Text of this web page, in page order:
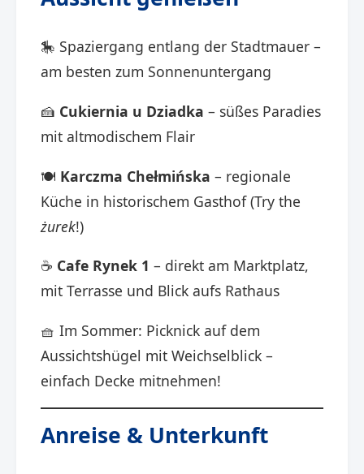
🎠 Spaziergang entlang der Stadtmauer –
am besten zum Sonnenuntergang
🍰 Cukiernia u Dziadka – süßes Paradies
mit altmodischem Flair
🍽️ Karczma Chełmińska – regionale
Küche in historischem Gasthof (Try the
żurek!)
☕ Cafe Rynek 1 – direkt am Marktplatz,
mit Terrasse und Blick aufs Rathaus
🧺 Im Sommer: Picknick auf dem
Aussichtshügel mit Weichselblick –
einfach Decke mitnehmen!
Anreise & Unterkunft